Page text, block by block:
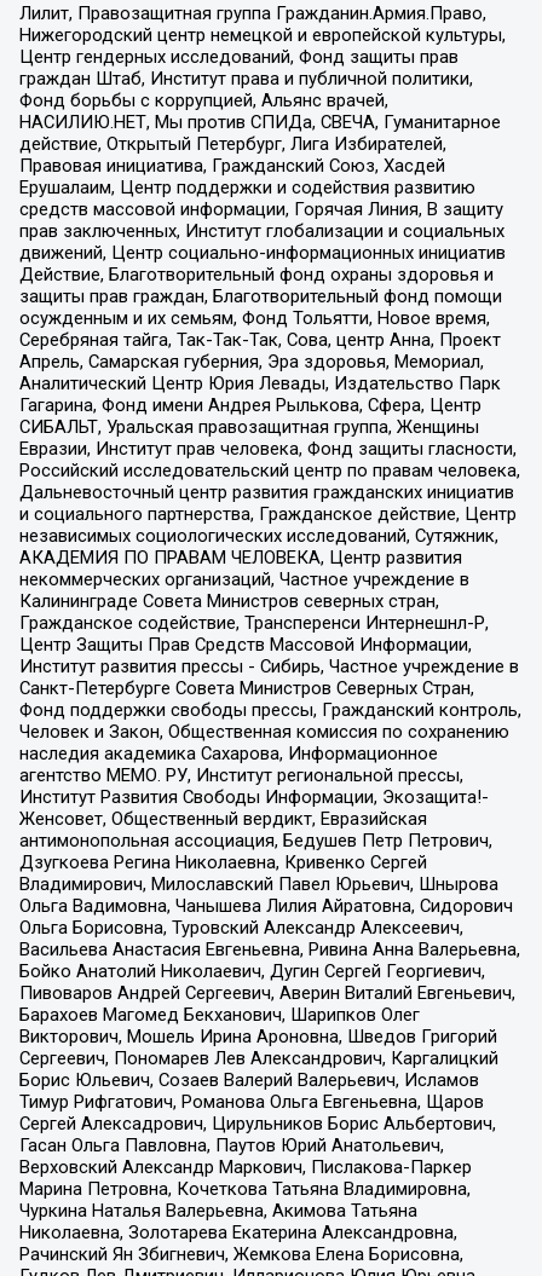
Лилит, Правозащитная группа Гражданин.Армия.Право,
Нижегородский центр немецкой и европейской культуры,
Центр гендерных исследований, Фонд защиты прав
граждан Штаб, Институт права и публичной политики,
Фонд борьбы с коррупцией, Альянс врачей,
НАСИЛИЮ.НЕТ, Мы против СПИДа, СВЕЧА, Гуманитарное
действие, Открытый Петербург, Лига Избирателей,
Правовая инициатива, Гражданский Союз, Хасдей
Ерушалаим, Центр поддержки и содействия развитию
средств массовой информации, Горячая Линия, В защиту
прав заключенных, Институт глобализации и социальных
движений, Центр социально-информационных инициатив
Действие, Благотворительный фонд охраны здоровья и
защиты прав граждан, Благотворительный фонд помощи
осужденным и их семьям, Фонд Тольятти, Новое время,
Серебряная тайга, Так-Так-Так, Сова, центр Анна, Проект
Апрель, Самарская губерния, Эра здоровья, Мемориал,
Аналитический Центр Юрия Левады, Издательство Парк
Гагарина, Фонд имени Андрея Рылькова, Сфера, Центр
СИБАЛЬТ, Уральская правозащитная группа, Женщины
Евразии, Институт прав человека, Фонд защиты гласности,
Российский исследовательский центр по правам человека,
Дальневосточный центр развития гражданских инициатив
и социального партнерства, Гражданское действие, Центр
независимых социологических исследований, Сутяжник,
АКАДЕМИЯ ПО ПРАВАМ ЧЕЛОВЕКА, Центр развития
некоммерческих организаций, Частное учреждение в
Калининграде Совета Министров северных стран,
Гражданское содействие, Трансперенси Интернешнл-Р,
Центр Защиты Прав Средств Массовой Информации,
Институт развития прессы - Сибирь, Частное учреждение в
Санкт-Петербурге Совета Министров Северных Стран,
Фонд поддержки свободы прессы, Гражданский контроль,
Человек и Закон, Общественная комиссия по сохранению
наследия академика Сахарова, Информационное
агентство МЕМО. РУ, Институт региональной прессы,
Институт Развития Свободы Информации, Экозащита!-
Женсовет, Общественный вердикт, Евразийская
антимонопольная ассоциация, Бедушев Петр Петрович,
Дзугкоева Регина Николаевна, Кривенко Сергей
Владимирович, Милославский Павел Юрьевич, Шнырова
Ольга Вадимовна, Чанышева Лилия Айратовна, Сидорович
Ольга Борисовна, Туровский Александр Алексеевич,
Васильева Анастасия Евгеньевна, Ривина Анна Валерьевна,
Бойко Анатолий Николаевич, Дугин Сергей Георгиевич,
Пивоваров Андрей Сергеевич, Аверин Виталий Евгеньевич,
Барахоев Магомед Бекханович, Шарипков Олег
Викторович, Мошель Ирина Ароновна, Шведов Григорий
Сергеевич, Пономарев Лев Александрович, Каргалицкий
Борис Юльевич, Созаев Валерий Валерьевич, Исламов
Тимур Рифгатович, Романова Ольга Евгеньевна, Щаров
Сергей Алексадрович, Цирульников Борис Альбертович,
Гасан Ольга Павловна, Паутов Юрий Анатольевич,
Верховский Александр Маркович, Пислакова-Паркер
Марина Петровна, Кочеткова Татьяна Владимировна,
Чуркина Наталья Валерьевна, Акимова Татьяна
Николаевна, Золотарева Екатерина Александровна,
Рачинский Ян Збигневич, Жемкова Елена Борисовна,